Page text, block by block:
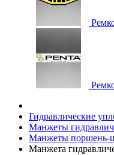
Гидравлические
Манжеты
Манжеты поршень-
Манжета